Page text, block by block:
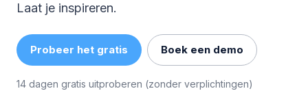
Laat je inspireren.
Probeer het gratis Boek een demo
14 dagen gratis uitproberen (zonder verplichtingen)